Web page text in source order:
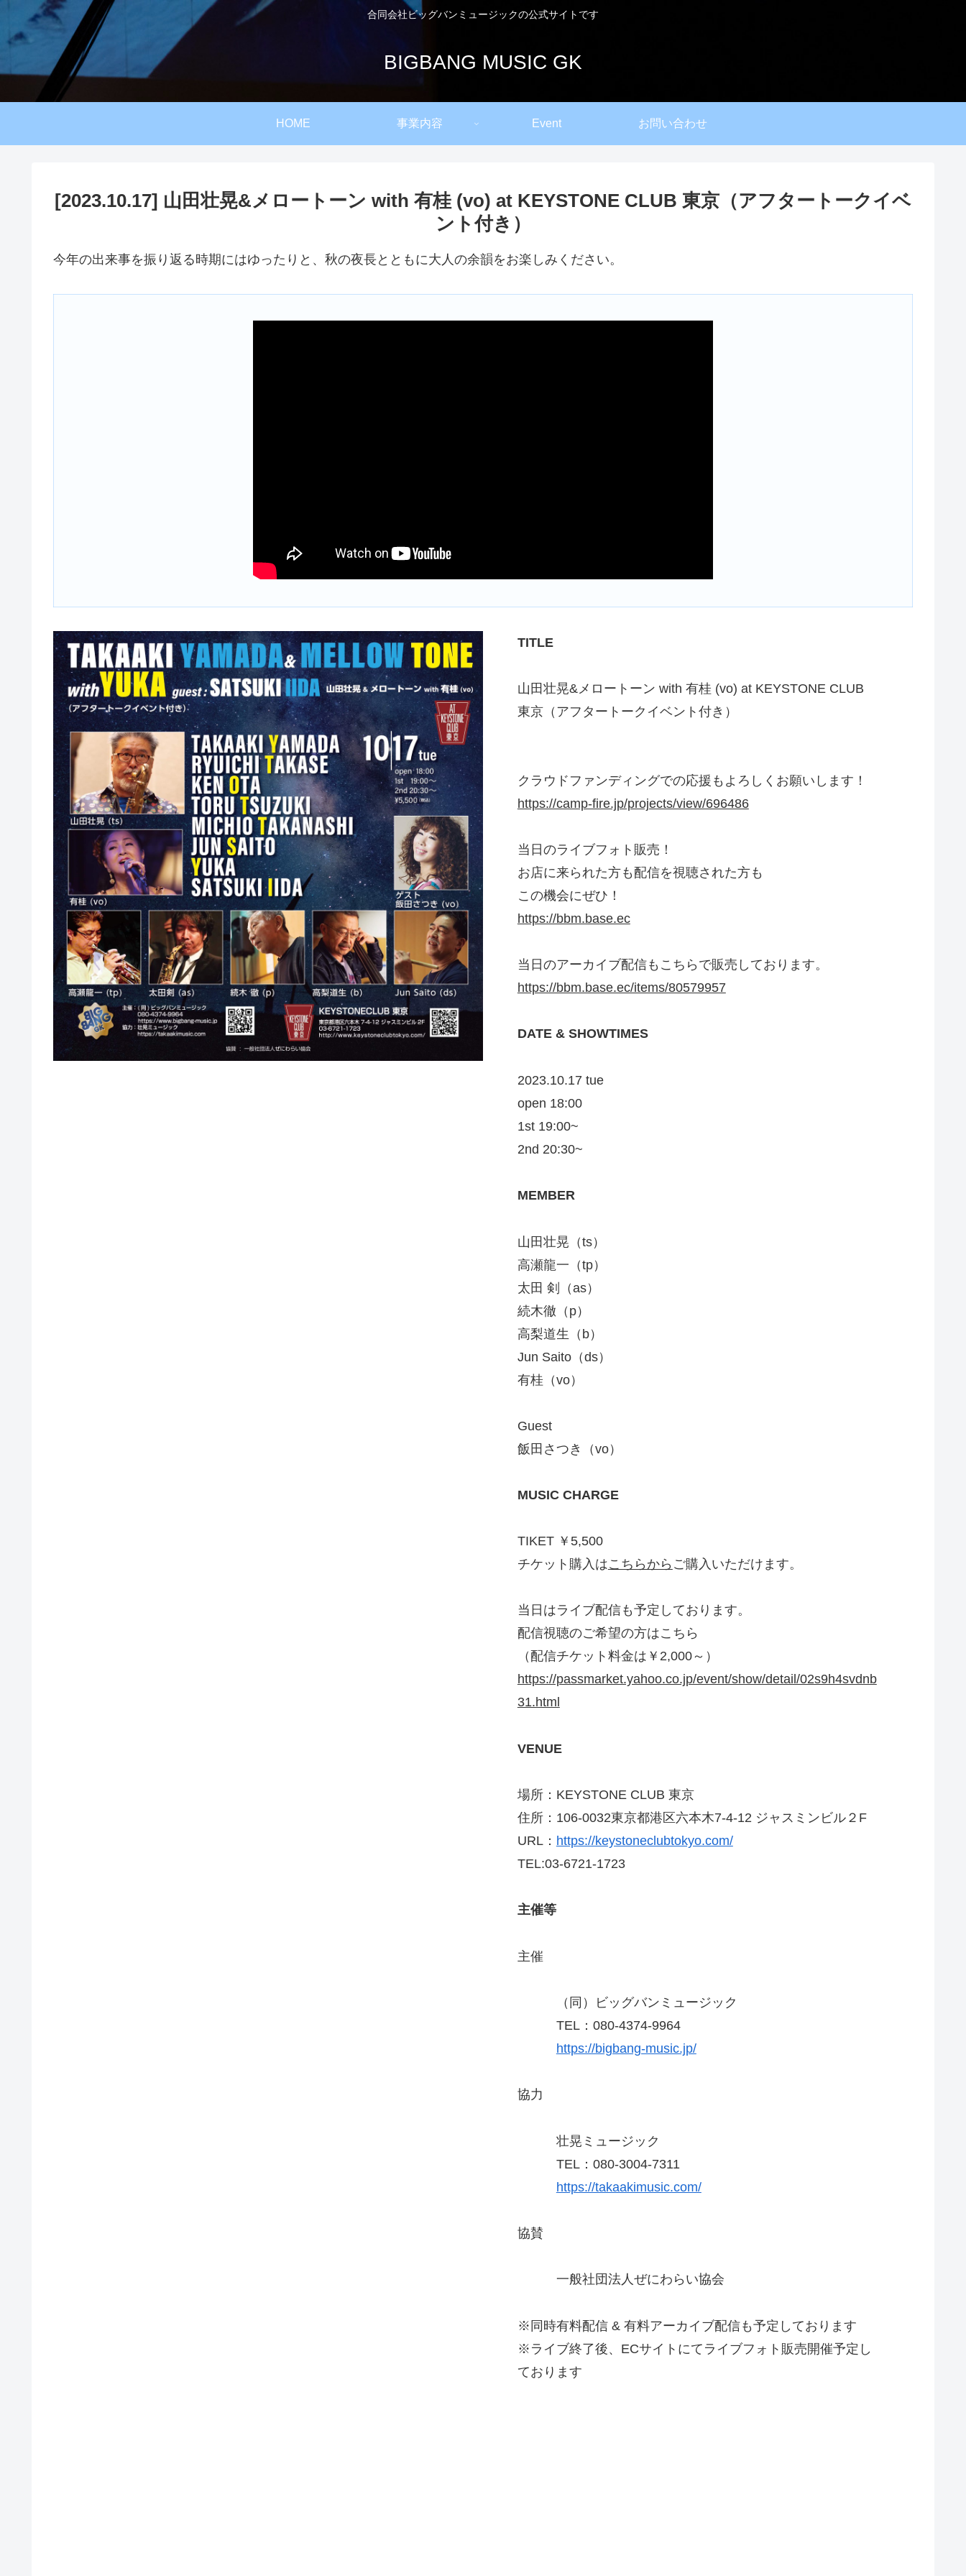
合同会社ビッグバンミュージックの公式サイトです
BIGBANG MUSIC GK
HOME 事業内容 Event お問い合わせ
[2023.10.17] 山田壮晃&メロートーン with 有桂 (vo) at KEYSTONE CLUB 東京（アフタートークイベ
ント付き）
今年の出来事を振り返る時期にはゆったりと、秋の夜長とともに大人の余韻をお楽しみください。
TITLE
山田壮晃&メロートーン with 有桂 (vo) at KEYSTONE CLUB
東京（アフタートークイベント付き）
クラウドファンディングでの応援もよろしくお願いします！
https://camp-fire.jp/projects/view/696486
当日のライブフォト販売！
お店に来られた方も配信を視聴された方も
この機会にぜひ！
https://bbm.base.ec
当日のアーカイブ配信もこちらで販売しております。
https://bbm.base.ec/items/80579957
DATE & SHOWTIMES
2023.10.17 tue
open 18:00
1st 19:00~
2nd 20:30~
MEMBER
山田壮晃（ts）
高瀬龍一（tp）
太田 剣（as）
続木徹（p）
高梨道生（b）
Jun Saito（ds）
有桂（vo）
Guest
飯田さつき（vo）
MUSIC CHARGE
TIKET ￥5,500
チケット購入はこちらから ご購入いただけます。
当日はライブ配信も予定しております。
配信視聴のご希望の方はこちら
（配信チケット料金は￥2,000～）
https://passmarket.yahoo.co.jp/event/show/detail/02s9h4svdnb
31.html
VENUE
場所：KEYSTONE CLUB 東京
住所：106-0032東京都港区六本木7-4-12 ジャスミンビル２F
URL： https://keystoneclubtokyo.com/
TEL:03-6721-1723
主催等
主催
（同）ビッグバンミュージック
TEL：080-4374-9964
https://bigbang-music.jp/
協力
壮晃ミュージック
TEL：080-3004-7311
https://takaakimusic.com/
協賛
一般社団法人ぜにわらい協会
※同時有料配信 & 有料アーカイブ配信も予定しております️
※ライブ終了後、ECサイトにてライブフォト販売開催予定し
ております